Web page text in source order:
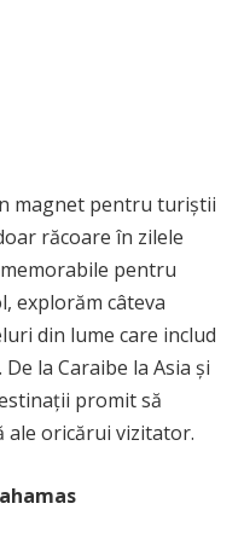
magnet pentru turiștii
răcoare în zilele
pentru
explorăm câteva
din lume care includ
la Caraibe la Asia și
promit să
ale oricărui vizitator.